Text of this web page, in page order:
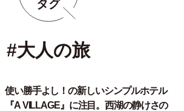
タグ
#大人の旅
使い勝手よし！の新しいシンプルホテル
『A VILLAGE』に注目。西湖の静けさの